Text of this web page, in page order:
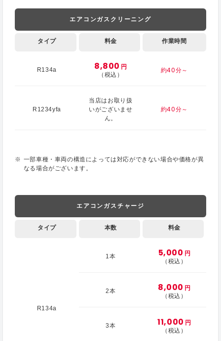
エアコンガスクリーニング
タイプ 料金 作業時間
R134a 8,800 円
（税込）
約40分～
R1234yfa
当店はお取り扱
いがございませ
ん。
約40分～
一部車種・車両の構造によっては対応ができない場合や価格が異
なる場合がございます。
エアコンガスチャージ
タイプ 本数 料金
R134a
1本 5,000 円
（税込）
2本 8,000 円
（税込）
3本 11,000 円
（税込）